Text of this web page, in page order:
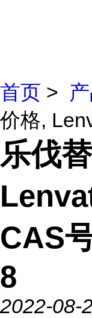
首页 >
价格,
乐伐
CAS
8
2022-08-